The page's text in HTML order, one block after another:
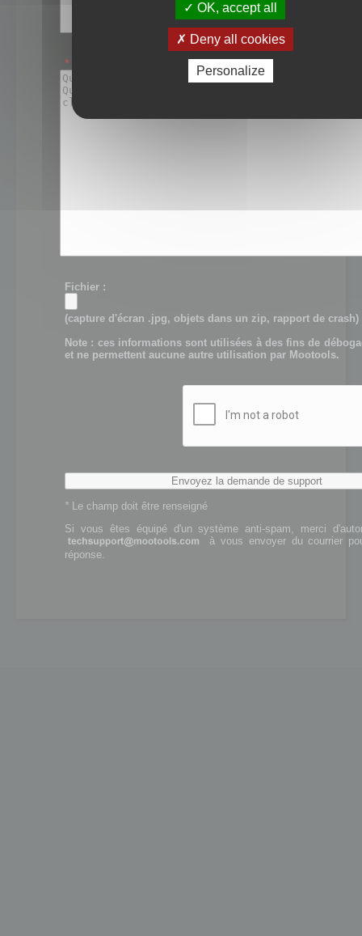
* Etapes permettant de reproduire le problème :
Fichier :
(capture d'écran .jpg, objets dans un zip, rapport de crash)
Note : ces informations sont utilisées à des fins de
et ne permettent aucune autre utilisation par Mootools.
* Le champ doit être renseigné
Si vous êtes équipé d'un système anti-spam, merci
à vous envoyer du courrier
réponse.
OK, accept all
Deny all cookies
Personalize